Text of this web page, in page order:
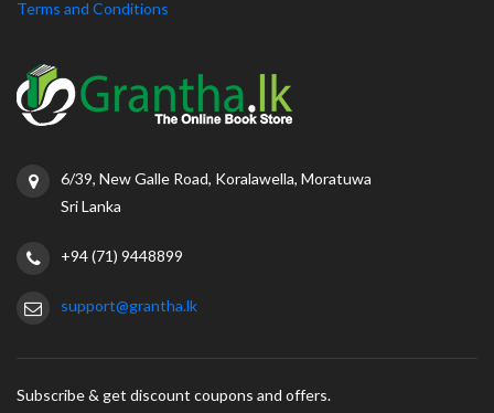
Terms and Conditions
6/39, New Galle Road, Koralawella, Moratuwa
Sri Lanka
+94 (71) 9448899
support@grantha.lk
Subscribe & get discount coupons and offers.